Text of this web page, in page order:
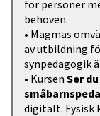
för personer
behoven.
• Magmas
av utbildning
synpedagogik
• Kursen Ser
digitalt. Fysisk